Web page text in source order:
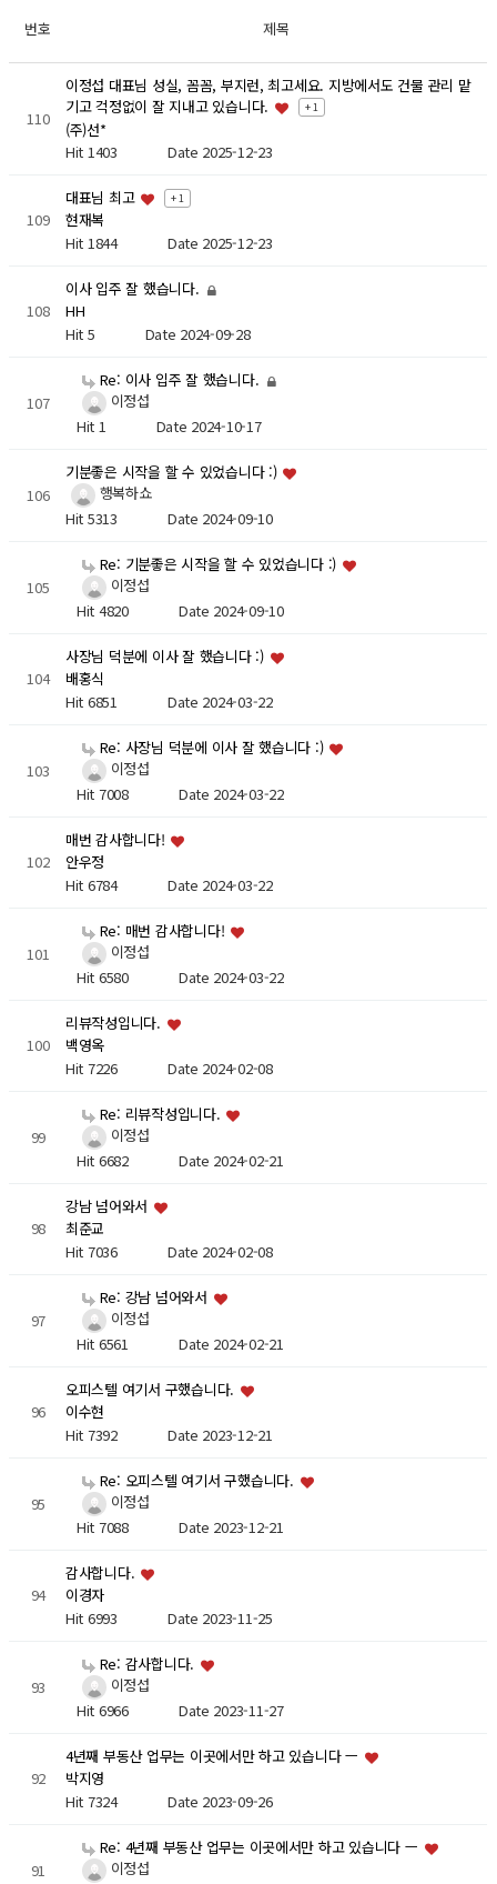
번호 제목
110
이정섭 대표님 성실, 꼼꼼, 부지런, 최고세요. 지방에서도 건물 관리 맡
기고 걱정없이 잘 지내고 있습니다.
+ 1
(주)선*
Hit 1403 Date 2025-12-23
109
대표님 최고 + 1
현재복
Hit 1844 Date 2025-12-23
108
이사 입주 잘 했습니다.
HH
Hit 5 Date 2024-09-28
107
Re: 이사 입주 잘 했습니다.
이정섭
Hit 1 Date 2024-10-17
106
기분좋은 시작을 할 수 있었습니다 :)
행복하쇼
Hit 5313 Date 2024-09-10
105
Re: 기분좋은 시작을 할 수 있었습니다 :)
이정섭
Hit 4820 Date 2024-09-10
104
사장님 덕분에 이사 잘 했습니다 :)
배홍식
Hit 6851 Date 2024-03-22
103
Re: 사장님 덕분에 이사 잘 했습니다 :)
이정섭
Hit 7008 Date 2024-03-22
102
매번 감사합니다!
안우정
Hit 6784 Date 2024-03-22
101
Re: 매번 감사합니다!
이정섭
Hit 6580 Date 2024-03-22
100
리뷰작성입니다.
백영옥
Hit 7226 Date 2024-02-08
99
Re: 리뷰작성입니다.
이정섭
Hit 6682 Date 2024-02-21
98
강남 넘어와서
최준교
Hit 7036 Date 2024-02-08
97
Re: 강남 넘어와서
이정섭
Hit 6561 Date 2024-02-21
96
오피스텔 여기서 구했습니다.
이수현
Hit 7392 Date 2023-12-21
95
Re: 오피스텔 여기서 구했습니다.
이정섭
Hit 7088 Date 2023-12-21
94
감사합니다.
이경자
Hit 6993 Date 2023-11-25
93
Re: 감사합니다.
이정섭
Hit 6966 Date 2023-11-27
92
4년째 부동산 업무는 이곳에서만 하고 있습니다 ㅡ
박지영
Hit 7324 Date 2023-09-26
91
Re: 4년째 부동산 업무는 이곳에서만 하고 있습니다 ㅡ
이정섭